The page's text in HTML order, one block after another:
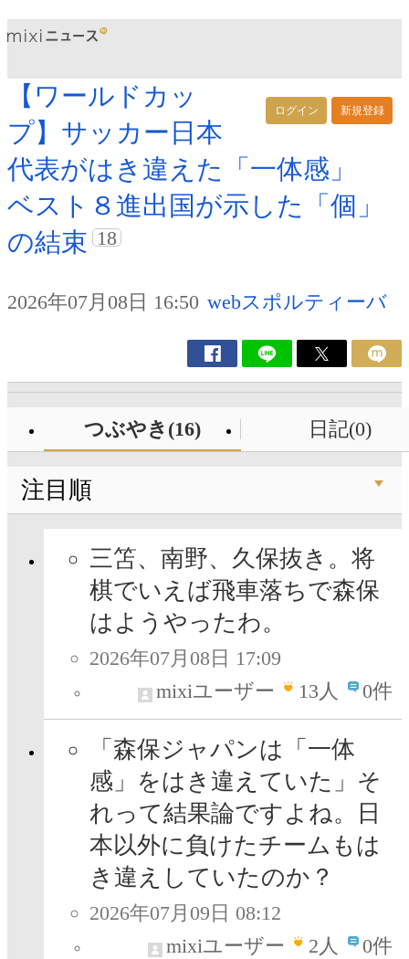
ログイン 新規登録
【ワールドカッ
プ】サッカー日本
代表がはき違えた「一体感」
ベスト８進出国が示した「個」
の結束 18
2026年07月08日 16:50 webスポルティーバ
つぶやき(16) 日記(0)
注目順
三笘、南野、久保抜き。将
棋でいえば飛車落ちで森保
はようやったわ。
2026年07月08日 17:09
mixiユーザー
13人 0件
「森保ジャパンは「一体
感」をはき違えていた」そ
れって結果論ですよね。日
本以外に負けたチームもは
き違えしていたのか？
2026年07月09日 08:12
mixiユーザー
2人 0件